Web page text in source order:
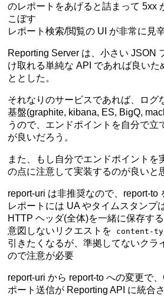
のレポートをあげると詰まって 5xx
こぼす
レポート検索/閲覧の UI が非常に見
Reporting Server は、小さい JSON
け取れる単純な API であれば良いた
ととした。
それなりのサービスであれば、ログ
基盤(graphite, kibana, ES, BigQ,
うので、エンドポイントを自分で立
が良いだろう。
また、もし自分でエンドポイントを
の点に注意して実装するのが良いと
report-uri は非推奨なので、 report-to
レポートには UA やタイムスタンプ
HTTP ヘッダ(全体)を一緒に保存する
意図しないリクエストを
content-
引きたくなるが、準拠してないクラ
ので注意が必要
report-uri から report-to への変更で
ポート送信が Reporting API に統合さ